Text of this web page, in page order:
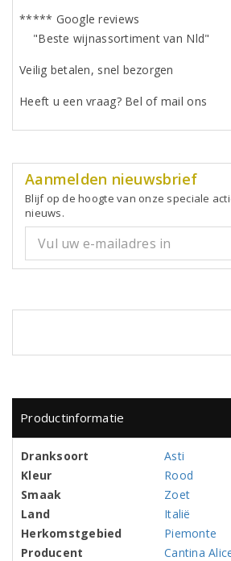
***** Google reviews
"Beste wijnassortiment van Nld"
Veilig betalen, snel bezorgen
Heeft u een vraag? Bel of mail ons
Aanmelden nieuwsbrief
Blijf op de hoogte van onze speciale
nieuws.
Productinformatie
Dranksoort
Asti
Kleur
Rood
Smaak
Zoet
Land
Italië
Herkomstgebied
Piemonte
Producent
Cantina